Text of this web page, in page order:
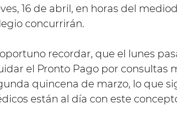
16 de abril, en horas del
concurrirán.
recordar, que el lunes
el Pronto Pago por consultas
quincena de marzo, lo que
están al día con este